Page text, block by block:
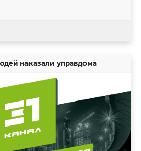
наказали управдома